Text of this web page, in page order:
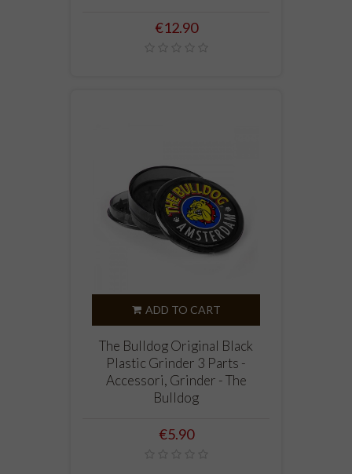
Price
€12.90
ADD TO CART
The Bulldog Original Black
Plastic Grinder 3 Parts -
Accessori, Grinder - The
Bulldog
Price
€5.90